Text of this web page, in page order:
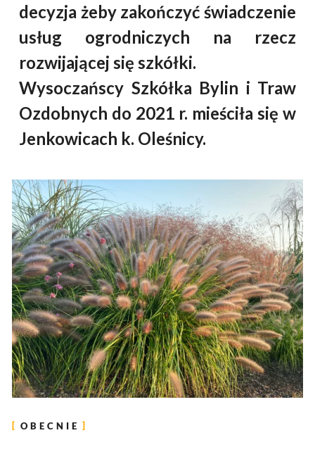
decyzja żeby zakończyć świadczenie
usług ogrodniczych na rzecz
rozwijającej się szkółki.
Wysoczańscy Szkółka Bylin i Traw
Ozdobnych do 2021 r. mieściła się w
Jenkowicach k. Oleśnicy.
OBECNIE